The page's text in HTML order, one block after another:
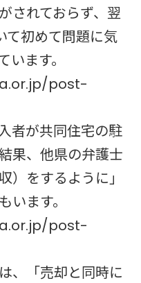
されておらず、翌
て初めて問題に気
ます。
post-
者が共同住宅の駐
果、他県の弁護士
）をするように」
います。
post-
、「売却と同時に